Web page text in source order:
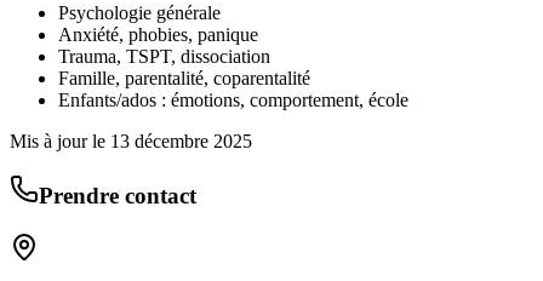
Psychologie générale
Anxiété, phobies, panique
Trauma, TSPT, dissociation
Famille, parentalité, coparentalité
Enfants/ados : émotions, comportement, école
Mis à jour le 13 décembre 2025
Prendre contact